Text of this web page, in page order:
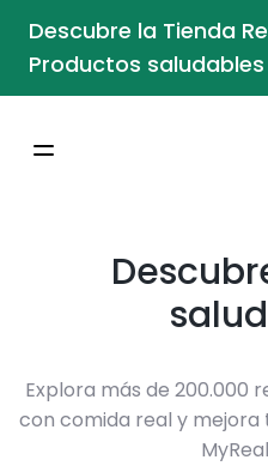
Descubre la Tienda
Productos
Explora más de 200.000
con comida real y